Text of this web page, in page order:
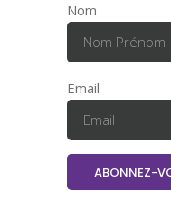
Nom
Email